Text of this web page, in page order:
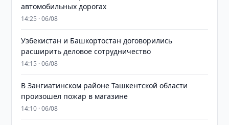
автомобильных дорогах
14:25 · 06/08
Узбекистан и Башкортостан договорились
расширить деловое сотрудничество
14:15 · 06/08
В Зангиатинском районе Ташкентской области
произошел пожар в магазине
14:10 · 06/08